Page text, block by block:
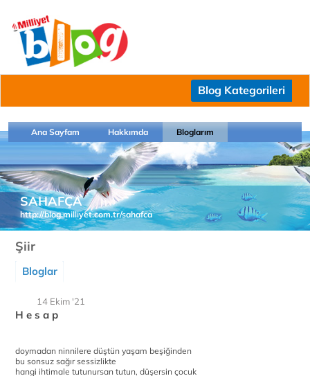
Blog Kategorileri
Ana Sayfam Hakkımda Bloglarım
SAHAFÇA
http://blog.milliyet.com.tr/sahafca
Şiir
Bloglar
14 Ekim '21
H e s a p
doymadan ninnilere düştün yaşam beşiğinden
bu sonsuz sağır sessizlikte
hangi ihtimale tutunursan tutun, düşersin çocuk